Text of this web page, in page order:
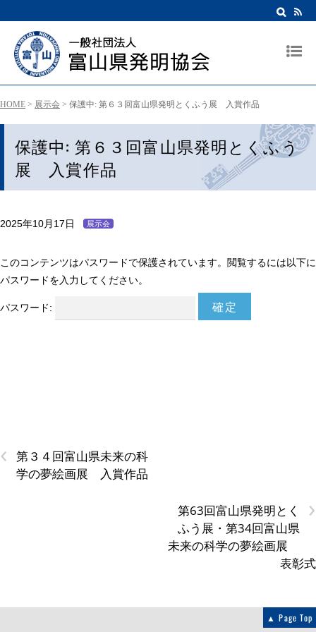
HOME > 展示会 > 保護中: 第６３回富山県発明とくふう展 入賞作品
保護中: 第６３回富山県発明とくふう
展 入賞作品
2025年10月17日 展示会
このコンテンツはパスワードで保護されています。閲覧するには以下に
パスワードを入力してください。
パスワード:
‹
第３４回富山県未来の科
学の夢絵画展 入賞作品
›
第63回富山県発明とく
ふう展・第34回富山県
未来の科学の夢絵画展
表彰式
▲ Page Top